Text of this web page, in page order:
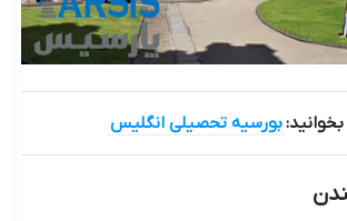
بورسیه تحصیلی انگلیس